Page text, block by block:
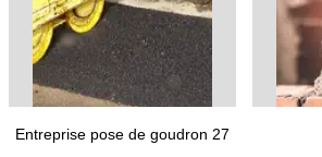
Entreprise pose de goudron 27